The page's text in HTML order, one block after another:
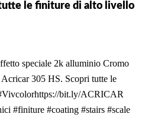
le finiture di alto livello
speciale 2k alluminio Cromo
305 HS. Scopri tutte le
bit.ly/ACRICAR
#finiture #coating #stairs #scale